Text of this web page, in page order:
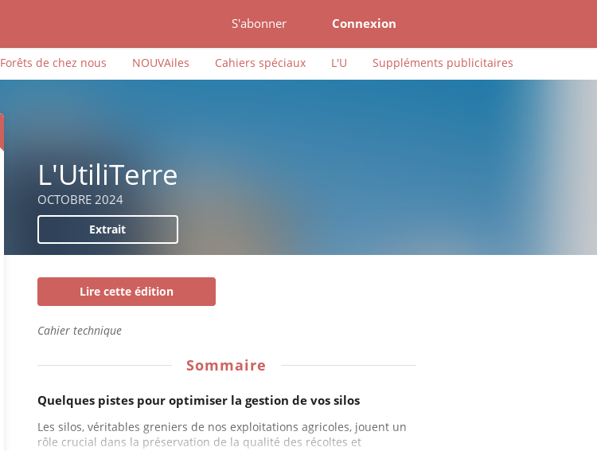
S'abonner Connexion
Forêts de chez nous NOUVAiles Cahiers spéciaux L'U Suppléments publicitaires
L'UtiliTerre
OCTOBRE 2024
Extrait
Lire cette édition
Cahier technique
Sommaire
Quelques pistes pour optimiser la gestion de vos silos
Les silos, véritables greniers de nos exploitations agricoles, jouent un
rôle crucial dans la préservation de la qualité des récoltes et